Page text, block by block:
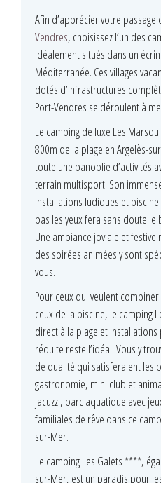
Afin d’apprécier votre passage
Vendres, choisissez l’un des
idéalement situés dans un
Méditerranée. Ces villages
dotés d’infrastructures
Port-Vendres se déroulent à
Le camping de luxe Les
800m de la plage en Argelès-
toute une panoplie d’activités
terrain multisport. Son
installations ludiques et
pas les yeux fera sans doute
Une ambiance joviale et
des soirées animées y sont
vous.
Pour ceux qui veulent
ceux de la piscine, le camping
direct à la plage et
réduite reste l’idéal. Vous y
de qualité qui satisferaient les
gastronomie, mini club et
jacuzzi, parc aquatique avec
familiales de rêve dans ce
sur-Mer.
Le camping Les Galets ****,
sur-Mer, est un paradis pour